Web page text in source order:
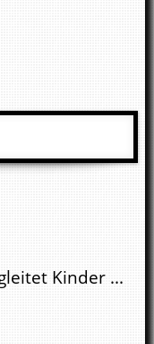
Kinder ...